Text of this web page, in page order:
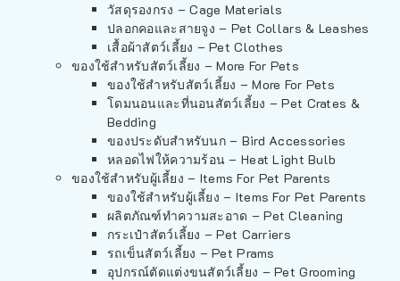
วัสดุรองกรง – Cage Materials
ปลอกคอและสายจูง – Pet Collars & Leashes
เสื้อผ้าสัตว์เลี้ยง – Pet Clothes
ของใช้สำหรับสัตว์เลี้ยง – More For Pets
ของใช้สำหรับสัตว์เลี้ยง – More For Pets
โดมนอนและที่นอนสัตว์เลี้ยง – Pet Crates &
Bedding
ของประดับสำหรับนก – Bird Accessories
หลอดไฟให้ความร้อน – Heat Light Bulb
ของใช้สำหรับผู้เลี้ยง – Items For Pet Parents
ของใช้สำหรับผู้เลี้ยง – Items For Pet Parents
ผลิตภัณฑ์ทำความสะอาด – Pet Cleaning
กระเป๋าสัตว์เลี้ยง – Pet Carriers
รถเข็นสัตว์เลี้ยง – Pet Prams
อุปกรณ์ตัดแต่งขนสัตว์เลี้ยง – Pet Grooming